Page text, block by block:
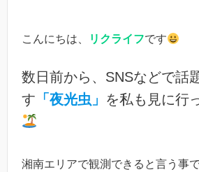
こんにちは、 リクライフです
数日前から、SNSなどで話
す 「夜光虫」 を私も見に行
湘南エリアで観測できると言う事